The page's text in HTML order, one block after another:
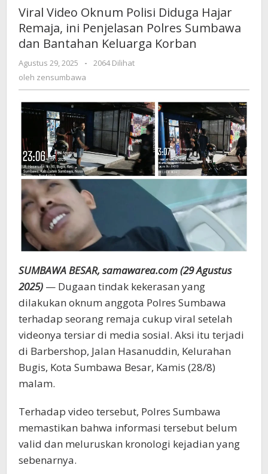
Oknum
Polisi
Diduga
Hajar
ini
Polres
Sumbawa
dan
Bantahan
Keluarga
Korban
Viral Video Oknum Polisi Diduga Hajar
Remaja, ini Penjelasan Polres Sumbawa
dan Bantahan Keluarga Korban
Agustus 29, 2025
oleh
zensumbawa
-
2064 Dilihat
oleh zensumbawa
SUMBAWA BESAR, samawarea.com (29 Agustus
2025) — Dugaan tindak kekerasan yang
dilakukan oknum anggota Polres Sumbawa
terhadap seorang remaja cukup viral setelah
videonya tersiar di media sosial. Aksi itu terjadi
di Barbershop, Jalan Hasanuddin, Kelurahan
Bugis, Kota Sumbawa Besar, Kamis (28/8)
malam.
Terhadap video tersebut, Polres Sumbawa
memastikan bahwa informasi tersebut belum
valid dan meluruskan kronologi kejadian yang
sebenarnya.